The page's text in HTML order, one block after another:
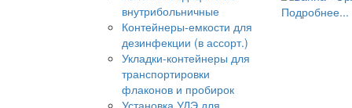
внутрибольничные
Контейнеры-емкости для
дезинфекции (в ассорт.)
Укладки-контейнеры для
транспортировки
флаконов и пробирок
Установка УДЭ для
Подробнее...